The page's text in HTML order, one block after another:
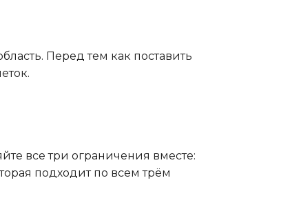
Перед тем как поставить
все три ограничения вместе:
подходит по всем трём